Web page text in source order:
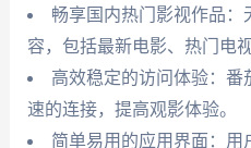
畅享国内热门影视作品：
容，包括最新电影、热门电视
高效稳定的访问体验：
速的连接，提高观影体验。
简单易用的应用界面：